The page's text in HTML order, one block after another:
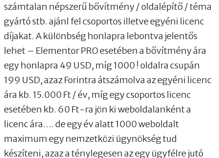
számtalan népszerű bővítmény / oldalépítő / téma
gyártó stb. ajánl fel csoportos illetve egyéni licenc
díjakat. A különbség honlapra lebontva jelentős
lehet – Elementor PRO esetében a bővítmény ára
egy honlapra 49 USD, míg 1000 ! oldalra csupán
199 USD, azaz Forintra átszámolva az egyéni licenc
ára kb. 15.000 Ft / év, míg egy csoportos licenc
esetében kb. 60 Ft-ra jön ki weboldalanként a
licenc ára…. de egy év alatt 1000 weboldalt
maximum egy nemzetközi ügynökség tud
készíteni, azaz a ténylegesen az egy ügyfélre jutó